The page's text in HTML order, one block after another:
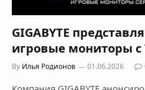
GIGABYTE
игровые мониторы с
By Илья Родионов 01.06.2026